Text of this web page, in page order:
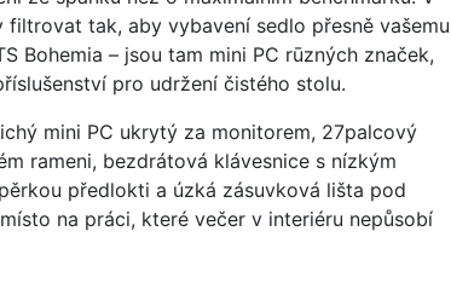
tak, aby vybavení sedlo přesně vašemu
Bohemia – jsou tam mini PC rūzných značek,
pro udržení čistého stolu.
mini PC ukrytý za monitorem, 27palcový
rameni, bezdrátová klávesnice s nízkým
předlokti a úzká zásuvková lišta pod
na práci, které večer v interiéru nepůsobí